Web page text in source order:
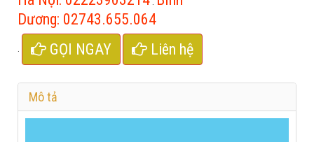
Dương: 02743.655.064
GỌI NGAY Liên hệ
Mô tả